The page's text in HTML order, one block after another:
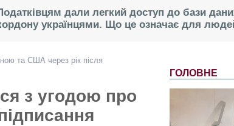
дали легкий доступ до бази
українцями. Що це означає для
ГОЛОВНЕ
та США через рік після
з угодою про